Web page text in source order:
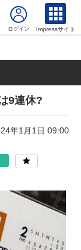
Impressサイト
9連休?
年1月1日 09:00